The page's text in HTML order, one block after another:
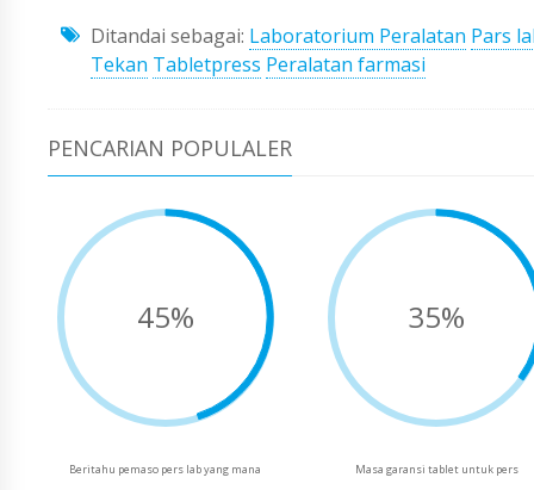
Ditandai sebagai: Laboratorium Peralatan Pars
Tekan Tabletpress Peralatan farmasi
PENCARIAN POPULALER
45%
Beritahu pemaso pers lab yang mana
35%
Masa garansi tablet untuk pers